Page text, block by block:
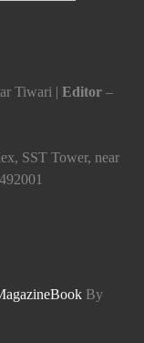
Tiwari | Editor –
SST Tower, near
By